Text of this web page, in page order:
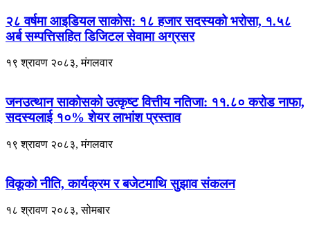
२८ वर्षमा आइडियल साकोस: १८ हजार सदस्यको भरोसा, १.५८
अर्ब सम्पत्तिसहित डिजिटल सेवामा अग्रसर
१९ श्रावण २०८३, मंगलवार
जनउत्थान साकोसको उत्कृष्ट वित्तीय नतिजा: ११.८० करोड नाफा,
सदस्यलाई १०% शेयर लाभांश प्रस्ताव
१९ श्रावण २०८३, मंगलवार
विकूको नीति, कार्यक्रम र बजेटमाथि सुझाव संकलन
१८ श्रावण २०८३, सोमबार